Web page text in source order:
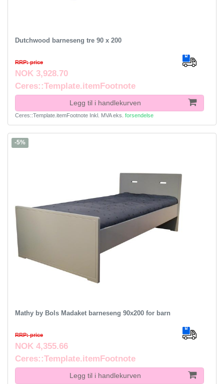
Dutchwood barneseng tre 90 x 200
RRP: price
NOK 3,928.70
Ceres::Template.itemFootnote
Legg til i handlekurven
Ceres::Template.itemFootnote Inkl. MVAeks. forsendelse
-5%
Mathy by Bols Madaket barneseng 90x200 for barn
RRP: price
NOK 4,355.66
Ceres::Template.itemFootnote
Legg til i handlekurven